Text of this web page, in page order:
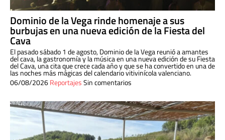
Dominio de la Vega rinde homenaje a sus
burbujas en una nueva edición de la Fiesta del
Cava
El pasado sábado 1 de agosto, Dominio de la Vega reunió a amantes
del cava, la gastronomía y la música en una nueva edición de su Fiesta
del Cava, una cita que crece cada año y que se ha convertido en una de
las noches más mágicas del calendario vitivinícola valenciano.
06/08/2026ReportajesSin comentarios